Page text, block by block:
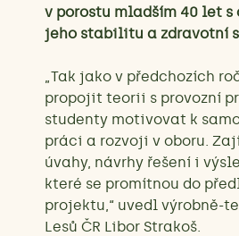
v porostu mladším 40 let
jeho stabilitu a zdravotní
„Tak jako v předchozích
propojit teorii s provozní
studenty motivovat k
práci a rozvoji v oboru.
úvahy, návrhy řešení i
které se promítnou do
projektu,“ uvedl výrobně-
Lesů ČR Libor Strakoš.